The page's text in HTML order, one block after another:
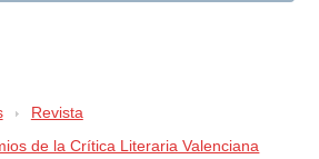
Revista
de la Crítica Literaria Valenciana